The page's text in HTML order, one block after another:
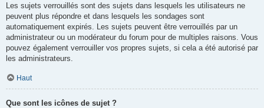
Les sujets verrouillés sont des sujets dans lesquels les utilisateurs ne
peuvent plus répondre et dans lesquels les sondages sont
automatiquement expirés. Les sujets peuvent être verrouillés par un
administrateur ou un modérateur du forum pour de multiples raisons. Vous
pouvez également verrouiller vos propres sujets, si cela a été autorisé par
les administrateurs.
Haut
Que sont les icônes de sujet ?